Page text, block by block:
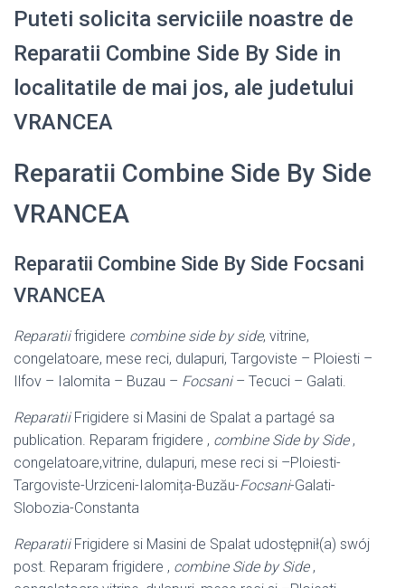
Puteti solicita serviciile noastre de
Reparatii Combine Side By Side in
localitatile de mai jos, ale judetului
VRANCEA
Reparatii Combine Side By Side
VRANCEA
Reparatii Combine Side By Side Focsani
VRANCEA
Reparatiifrigidere combine side by side, vitrine,
congelatoare, mese reci, dulapuri, Targoviste – Ploiesti –
Ilfov – Ialomita – Buzau – Focsani– Tecuci – Galati.
ReparatiiFrigidere si Masini de Spalat a partagé sa
publication. Reparam frigidere , combine Side by Side,
congelatoare,vitrine, dulapuri, mese reci si –Ploiesti-
Targoviste-Urziceni-Ialomița-Buzău-Focsani-Galati-
Slobozia-Constanta
ReparatiiFrigidere si Masini de Spalat udostępnił(a) swój
post. Reparam frigidere , combine Side by Side,